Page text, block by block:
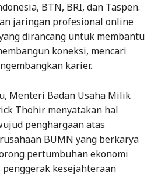
BTN, BRI, dan Taspen.
jaringan profesional online
dirancang untuk membantu
koneksi, mencari
karier.
Menteri Badan Usaha Milik
Thohir menyatakan hal
penghargaan atas
BUMN yang berkarya
pertumbuhan ekonomi
kesejahteraan